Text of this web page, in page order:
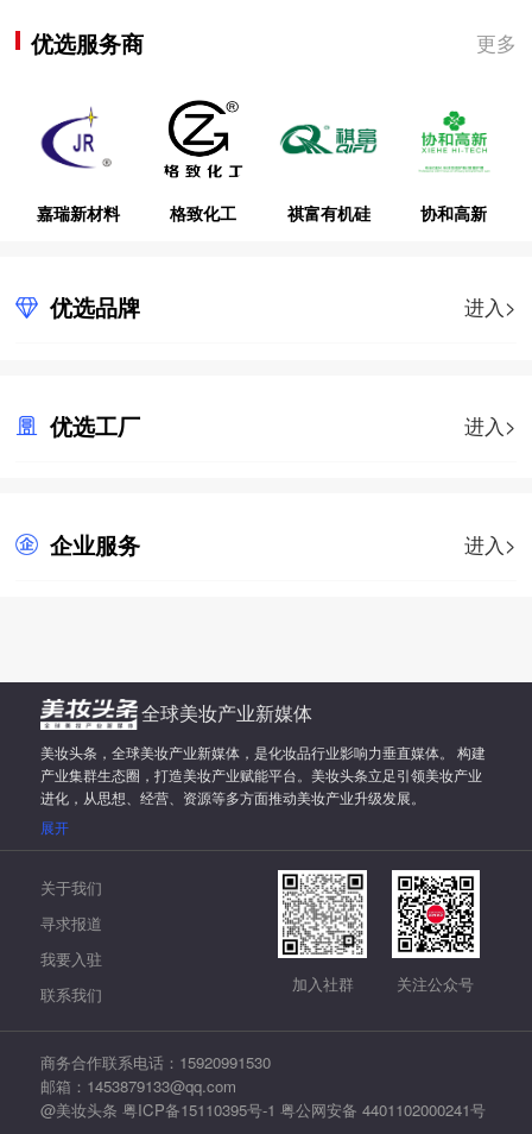
优选服务商 更多
嘉瑞新材料 格致化工 祺富有机硅 协和高新
优选品牌 进入>
优选工厂 进入>
企业服务 进入>
全球美妆产业新媒体
美妆头条，全球美妆产业新媒体，是化妆品行业影响力垂直媒体。 构建
产业集群生态圈，打造美妆产业赋能平台。美妆头条立足引领美妆产业
进化，从思想、经营、资源等多方面推动美妆产业升级发展。
展开
关于我们
寻求报道
我要入驻
联系我们
加入社群 关注公众号
商务合作联系电话：15920991530
邮箱：1453879133@qq.com
@美妆头条 粤ICP备15110395号-1 粤公网安备 4401102000241号